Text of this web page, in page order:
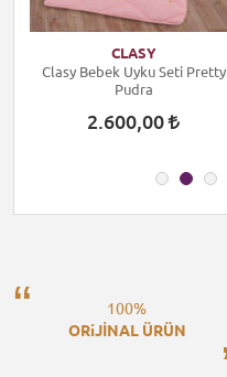
CLASY
Clasy Bebek Uyku Seti Pretty
Pudra
2.600,00
100%
ORiJİNAL ÜRÜN